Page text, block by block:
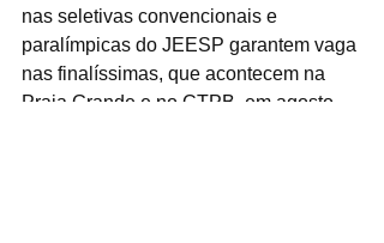
nas seletivas convencionais e
paralímpicas do JEESP garantem vaga
nas finalíssimas, que acontecem na
Praia Grande e no CTPB, em agosto,